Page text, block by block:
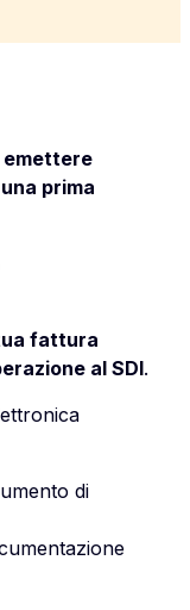
emettere
prima
fattura
al SDI.
di